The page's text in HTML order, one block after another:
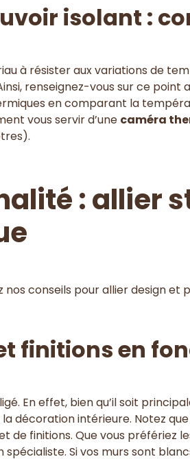
isolant :
à résister aux variations de
renseignez-vous sur ce point
en comparant la
vous servir d’une caméra
: allier
conseils pour allier design
finitions en
En effet, bien qu’il soit
décoration intérieure. Notez
finitions. Que vous préfériez
Si vos murs sont